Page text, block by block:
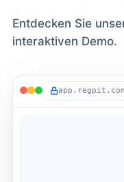
Entdecken Sie
interaktiven Demo.